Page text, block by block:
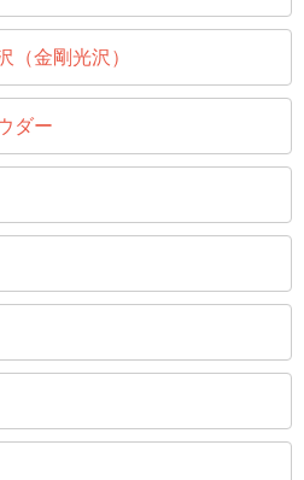
（金剛光沢）
ダー